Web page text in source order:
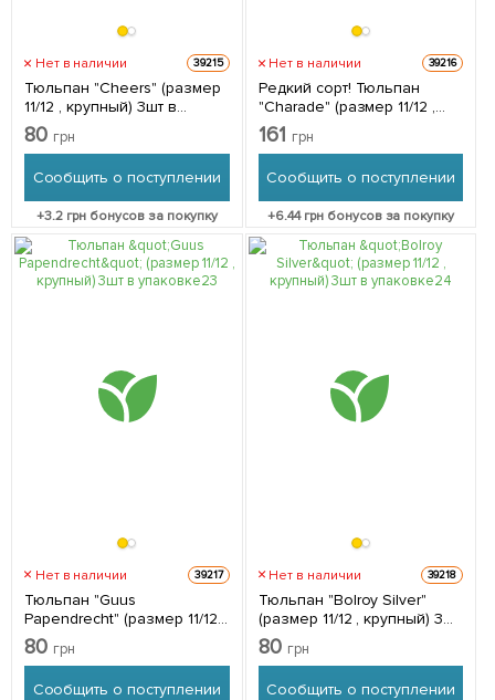
Нет в наличии 39215
Тюльпан "Cheers" (размер
11/12 , крупный) 3шт в
упаковке
80 грн
Сообщить о поступлении
+3.2 грн бонусов за покупку
Нет в наличии 39216
Редкий сорт! Тюльпан
"Charade" (размер 11/12 ,
крупный) 3шт в упаковке
161 грн
Сообщить о поступлении
+6.44грн бонусов за покупку
Нет в наличии 39217
Тюльпан "Guus
Papendrecht" (размер 11/12 ,
крупный) 3шт в упаковке
80 грн
Сообщить о поступлении
Нет в наличии 39218
Тюльпан "Bolroy Silver"
(размер 11/12 , крупный) 3шт
в упаковке
80 грн
Сообщить о поступлении